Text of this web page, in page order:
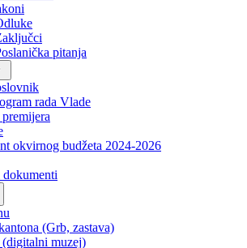
rada Skupštine
2026
pitanja
rada Vlade
okvirnog budžeta 2024-2026